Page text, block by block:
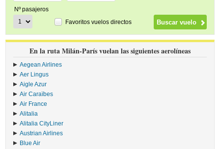
Nº pasajeros
Favoritos vuelos directos
En la ruta Milán-París vuelan las siguientes aerolíneas
Aegean Airlines
Aer Lingus
Aigle Azur
Air Caraïbes
Air France
Alitalia
Alitalia CityLiner
Austrian Airlines
Blue Air